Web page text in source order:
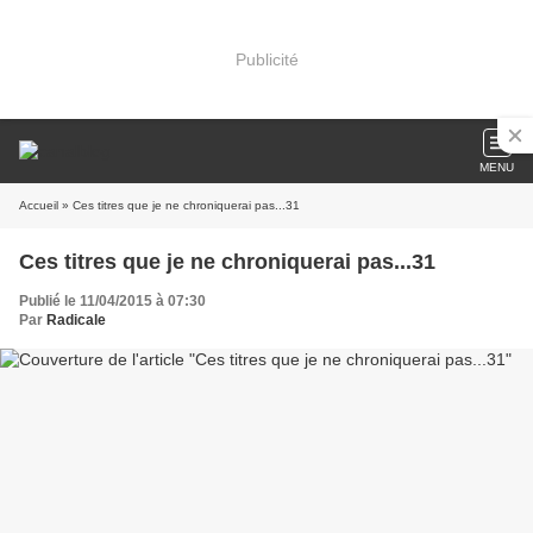
Publicité
MENU
Accueil » Ces titres que je ne chroniquerai pas...31
Ces titres que je ne chroniquerai pas...31
Publié le 11/04/2015 à 07:30
Par Radicale